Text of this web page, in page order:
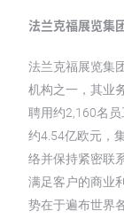
法兰克福展览集
法兰克福展览集
机构之一，其业
聘用约2,160名
约4.54亿欧元，
络并保持紧密联
满足客户的商业
势在于遍布世界